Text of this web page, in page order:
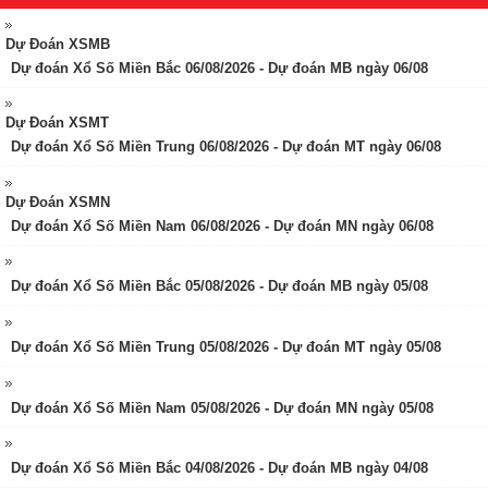
Dự Đoán XSMB
Dự đoán Xổ Số Miền Bắc 06/08/2026 - Dự đoán MB ngày 06/08
Dự Đoán XSMT
Dự đoán Xổ Số Miền Trung 06/08/2026 - Dự đoán MT ngày 06/08
Dự Đoán XSMN
Dự đoán Xổ Số Miền Nam 06/08/2026 - Dự đoán MN ngày 06/08
Dự đoán Xổ Số Miền Bắc 05/08/2026 - Dự đoán MB ngày 05/08
Dự đoán Xổ Số Miền Trung 05/08/2026 - Dự đoán MT ngày 05/08
Dự đoán Xổ Số Miền Nam 05/08/2026 - Dự đoán MN ngày 05/08
Dự đoán Xổ Số Miền Bắc 04/08/2026 - Dự đoán MB ngày 04/08